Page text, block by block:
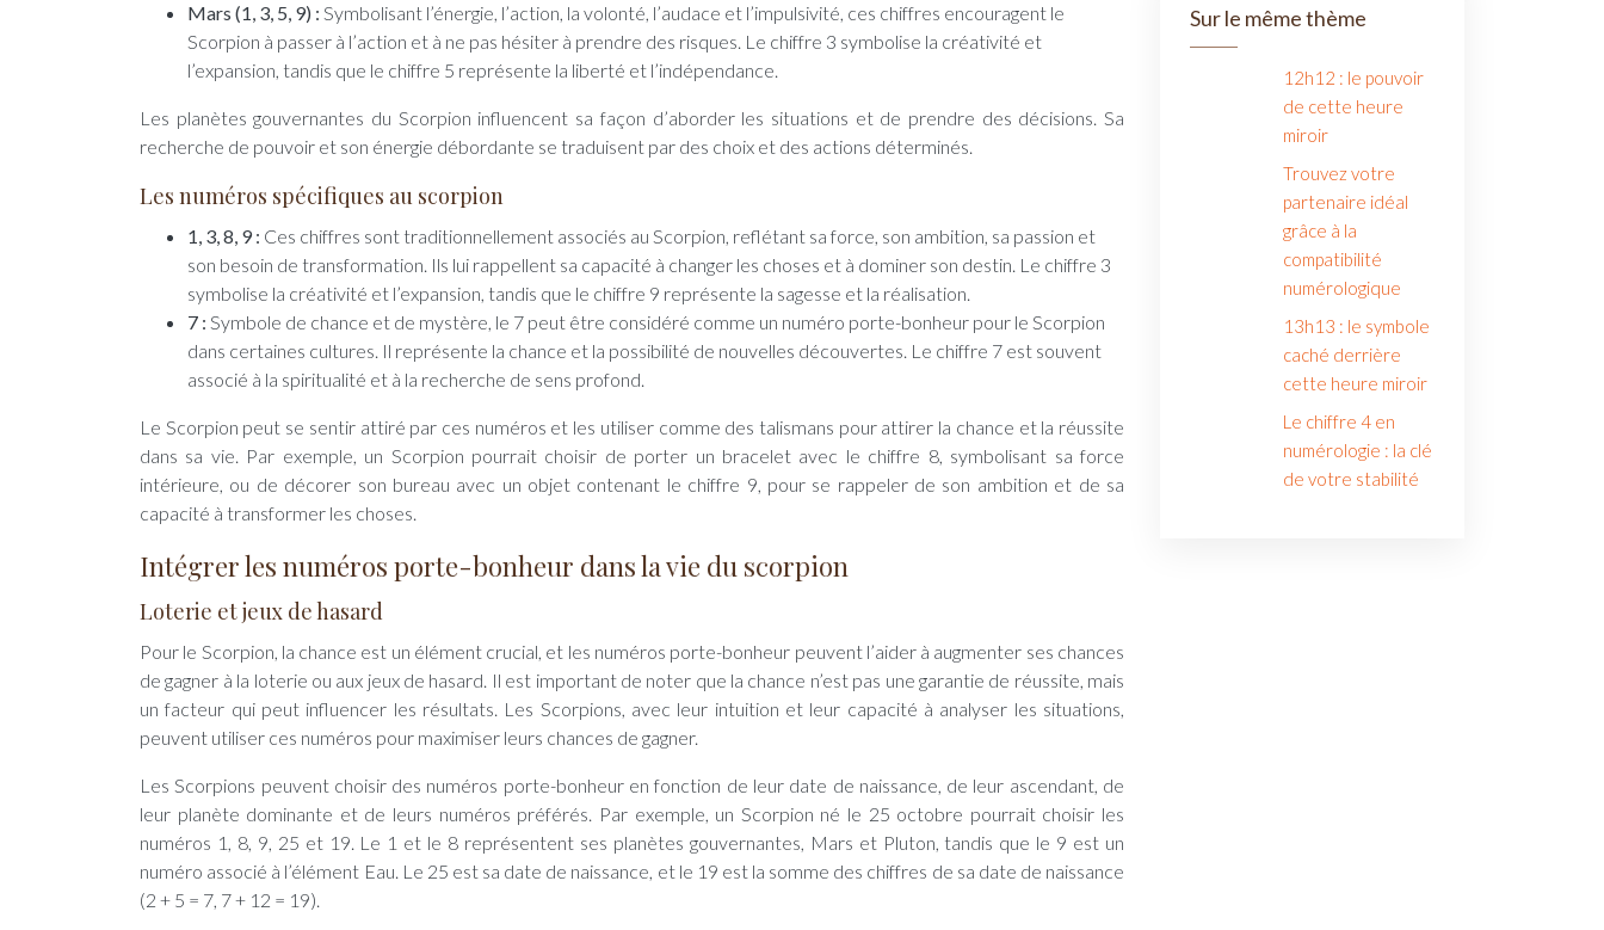
Mars (1, 3, 5, 9) : Symbolisant l’énergie, l’action, la volonté, l’audace et l’impulsivité, ces chiffres encouragent le
Scorpion à passer à l’action et à ne pas hésiter à prendre des risques. Le chiffre 3 symbolise la créativité et
l’expansion, tandis que le chiffre 5 représente la liberté et l’indépendance.
Les planètes gouvernantes du Scorpion influencent sa façon d’aborder les situations et de prendre des décisions. Sa
recherche de pouvoir et son énergie débordante se traduisent par des choix et des actions déterminés.
Les numéros spécifiques au scorpion
1, 3, 8, 9 : Ces chiffres sont traditionnellement associés au Scorpion, reflétant sa force, son ambition, sa passion et
son besoin de transformation. Ils lui rappellent sa capacité à changer les choses et à dominer son destin. Le chiffre 3
symbolise la créativité et l’expansion, tandis que le chiffre 9 représente la sagesse et la réalisation.
7 : Symbole de chance et de mystère, le 7 peut être considéré comme un numéro porte-bonheur pour le Scorpion
dans certaines cultures. Il représente la chance et la possibilité de nouvelles découvertes. Le chiffre 7 est souvent
associé à la spiritualité et à la recherche de sens profond.
Le Scorpion peut se sentir attiré par ces numéros et les utiliser comme des talismans pour attirer la chance et la réussite
dans sa vie. Par exemple, un Scorpion pourrait choisir de porter un bracelet avec le chiffre 8, symbolisant sa force
intérieure, ou de décorer son bureau avec un objet contenant le chiffre 9, pour se rappeler de son ambition et de sa
capacité à transformer les choses.
Intégrer les numéros porte-bonheur dans la vie du scorpion
Loterie et jeux de hasard
Pour le Scorpion, la chance est un élément crucial, et les numéros porte-bonheur peuvent l’aider à augmenter ses chances
de gagner à la loterie ou aux jeux de hasard. Il est important de noter que la chance n’est pas une garantie de réussite, mais
un facteur qui peut influencer les résultats. Les Scorpions, avec leur intuition et leur capacité à analyser les situations,
peuvent utiliser ces numéros pour maximiser leurs chances de gagner.
Les Scorpions peuvent choisir des numéros porte-bonheur en fonction de leur date de naissance, de leur ascendant, de
leur planète dominante et de leurs numéros préférés. Par exemple, un Scorpion né le 25 octobre pourrait choisir les
numéros 1, 8, 9, 25 et 19. Le 1 et le 8 représentent ses planètes gouvernantes, Mars et Pluton, tandis que le 9 est un
numéro associé à l’élément Eau. Le 25 est sa date de naissance, et le 19 est la somme des chiffres de sa date de naissance
(2 + 5 = 7, 7 + 12 = 19).
Sur le même thème
12h12 : le pouvoir
de cette heure
miroir
Trouvez votre
partenaire idéal
grâce à la
compatibilité
numérologique
13h13 : le symbole
caché derrière
cette heure miroir
Le chiffre 4 en
numérologie : la clé
de votre stabilité